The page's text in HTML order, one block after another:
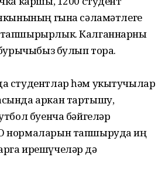
гына сәламәтлеге
Калганнарны
булып тора.
студентлар һәм укытучылар
аркан тартышу,
буенча бәйгеләр
нормаларын тапшыруда иң
ирешүчеләр дә